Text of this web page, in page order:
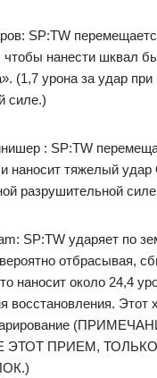
SP:TW
чтобы нанести шквал
(1,7 урона за удар
силе.)
: SP:TW
наносит тяжелый удар
разрушительной
SP:TW ударяет по
отбрасывая,
наносит около 24,4
восстановления. Этот
ЭТОТ ПРИЕМ, ТОЛЬКО